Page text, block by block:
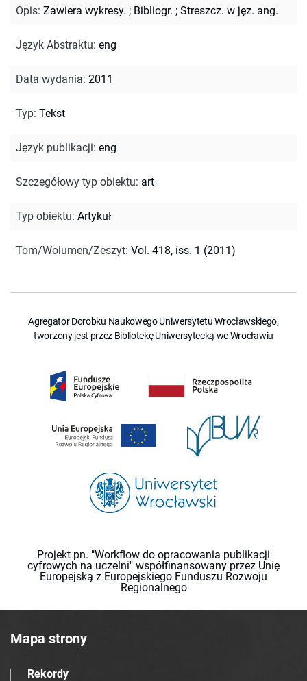
Opis: Zawiera wykresy. ; Bibliogr. ; Streszcz. w jęz. ang.
Język Abstraktu: eng
Data wydania: 2011
Typ: Tekst
Język publikacji: eng
Szczegółowy typ obiektu: art
Typ obiektu: Artykuł
Tom/Wolumen/Zeszyt: Vol. 418, iss. 1 (2011)
Agregator Dorobku Naukowego Uniwersytetu Wrocławskiego,
tworzony jest przez Bibliotekę Uniwersytecką we Wrocławiu
Projekt pn. "Workflow do opracowania publikacji
cyfrowych na uczelni" współfinansowany przez Unię
Europejską z Europejskiego Funduszu Rozwoju
Regionalnego
Mapa strony
Rekordy